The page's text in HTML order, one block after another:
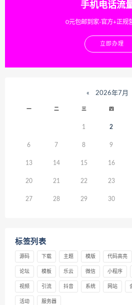
手机电话流
0元包邮到家-官方+正规
立即办理
« 2026年7月
一 二 三 四
1 2
6 7 8 9
13 14 15 16
20 21 22 23
27 28 29 30
标签列表
源码 下载 主题 模版 代码高亮
论坛 模板 乐云 微信 小程序
视频 引流 抖音 系统 网站
活动 服务器